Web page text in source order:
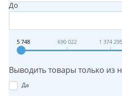
До
5 748 690 022 1 374 295
Выводить товары только из
Да